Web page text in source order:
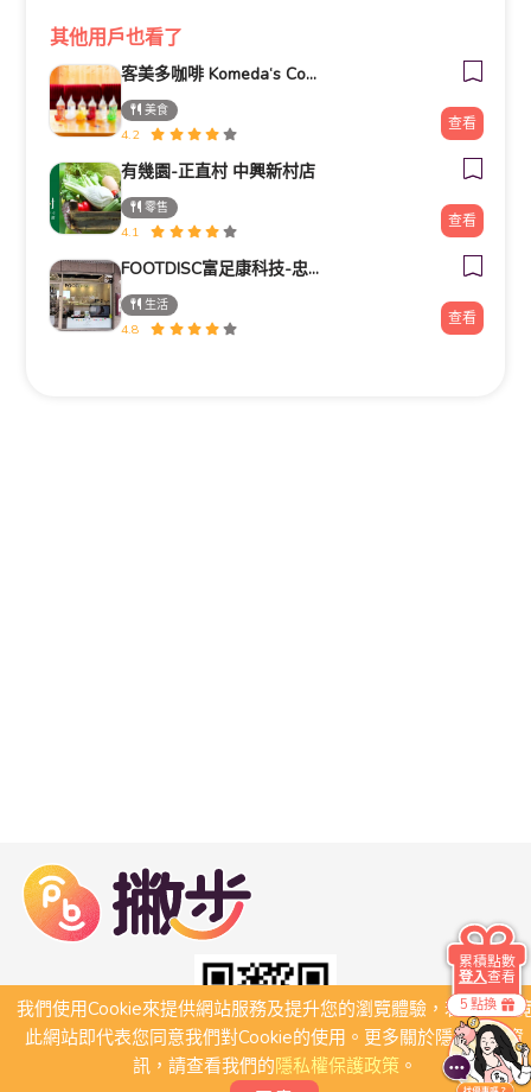
其他用戶也看了
客美多咖啡 Komeda‘s Coffee - 台南小北店
美食
4.2
查看
有幾園-正直村 中興新村店
零售
4.1
查看
FOOTDISC富足康科技-忠孝直營門市
生活
4.8
查看
我們使用Cookie來提供網站服務及提升您的瀏覽體驗，若繼續瀏
此網站即代表您同意我們對Cookie的使用。更多關於隱私保護資
訊，請查看我們的隱私權保護政策。
5 點換
累積點數
登入查看